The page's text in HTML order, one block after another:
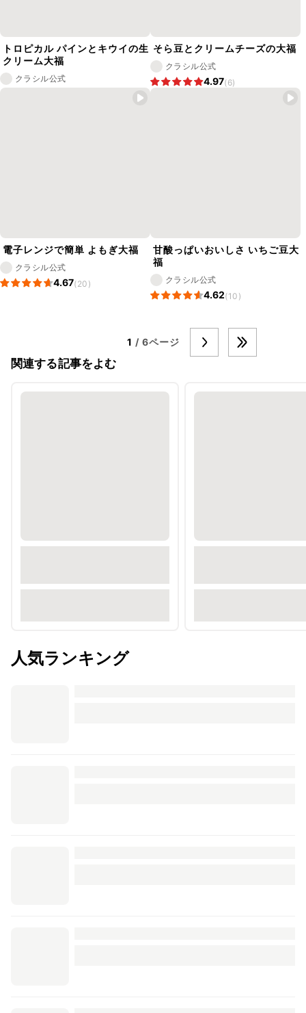
トロピカル パインとキウイの生
クリーム大福
クラシル公式
そら豆とクリームチーズの大福
クラシル公式
4.97(6)
電子レンジで簡単 よもぎ大福
クラシル公式
4.67(20)
甘酸っぱいおいしさ いちご豆大
福
クラシル公式
4.62(10)
1 / 6ページ
関連する記事をよむ
人気ランキング